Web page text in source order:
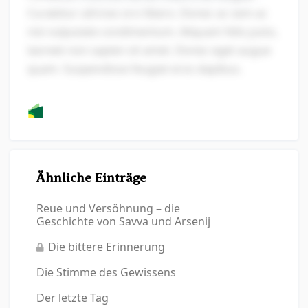
Ähnliche Einträge
Reue und Versöhnung – die
Geschichte von Savva und Arsenij
Die bittere Erinnerung
Die Stimme des Gewissens
Der letzte Tag